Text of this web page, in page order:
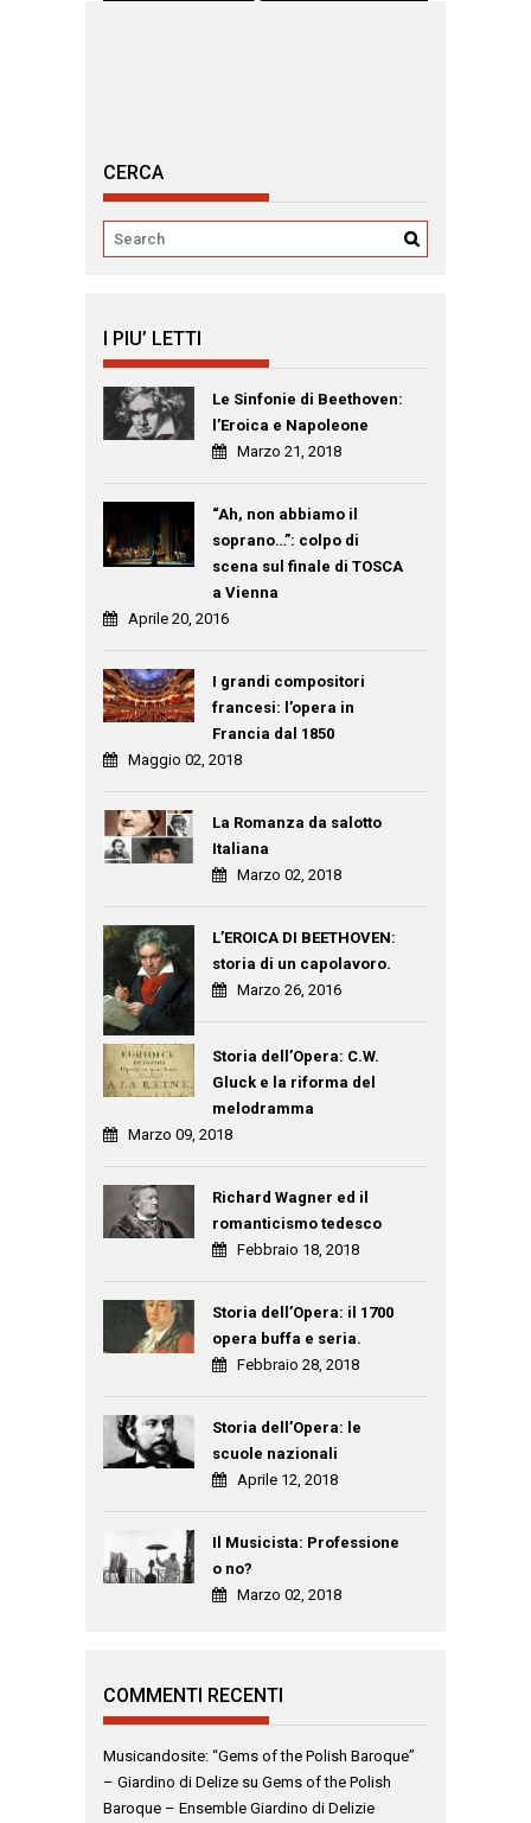
CERCA
I PIU’ LETTI
Le Sinfonie di Beethoven:
l’Eroica e Napoleone
Marzo 21, 2018
“Ah, non abbiamo il
soprano…”: colpo di
scena sul finale di TOSCA
a Vienna
Aprile 20, 2016
I grandi compositori
francesi: l’opera in
Francia dal 1850
Maggio 02, 2018
La Romanza da salotto
Italiana
Marzo 02, 2018
L’EROICA DI BEETHOVEN:
storia di un capolavoro.
Marzo 26, 2016
Storia dell’Opera: C.W.
Gluck e la riforma del
melodramma
Marzo 09, 2018
Richard Wagner ed il
romanticismo tedesco
Febbraio 18, 2018
Storia dell’Opera: il 1700
opera buffa e seria.
Febbraio 28, 2018
Storia dell’Opera: le
scuole nazionali
Aprile 12, 2018
Il Musicista: Professione
o no?
Marzo 02, 2018
COMMENTI RECENTI
Musicandosite: “Gems of the Polish Baroque”
– Giardino di Delize su Gems of the Polish
Baroque – Ensemble Giardino di Delizie